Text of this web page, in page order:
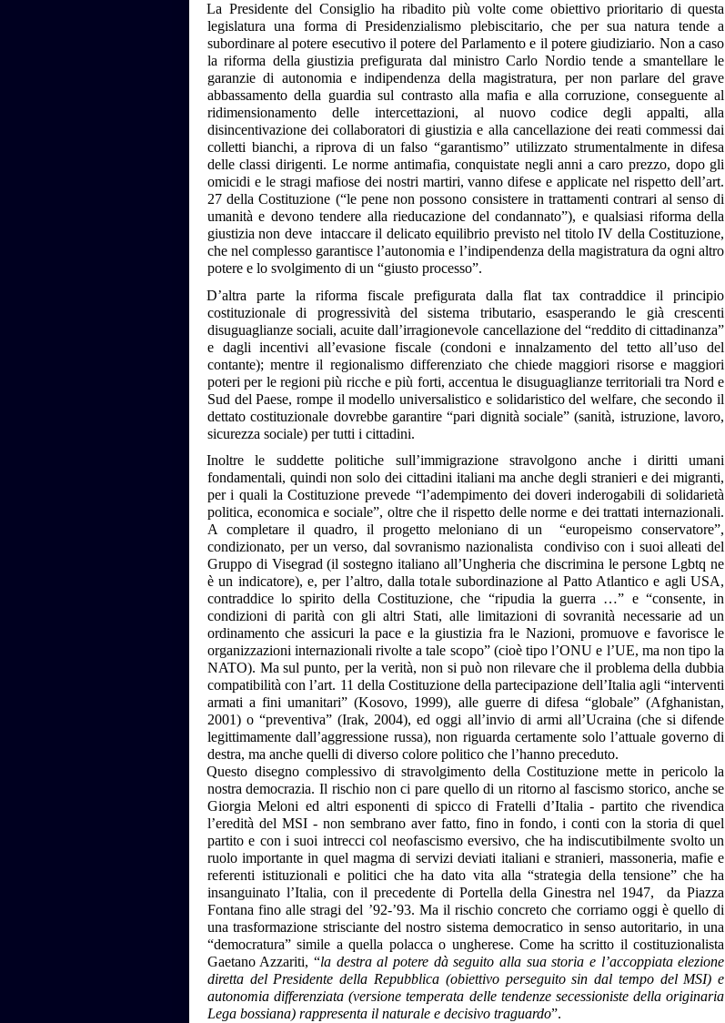
La Presidente del Consiglio ha ribadito più volte come obiettivo prioritario di questa
legislatura una forma di Presidenzialismo plebiscitario, che per sua natura tende a
subordinare al potere esecutivo il potere del Parlamento e il potere giudiziario. Non a caso
la riforma della giustizia prefigurata dal ministro Carlo Nordio tende a smantellare le
garanzie di autonomia e indipendenza della magistratura, per non parlare del grave
abbassamento della guardia sul contrasto alla mafia e alla corruzione, conseguente al
ridimensionamento delle intercettazioni, al nuovo codice degli appalti, alla
disincentivazione dei collaboratori di giustizia e alla cancellazione dei reati commessi dai
colletti bianchi, a riprova di un falso “garantismo” utilizzato strumentalmente in difesa
delle classi dirigenti. Le norme antimafia, conquistate negli anni a caro prezzo, dopo gli
omicidi e le stragi mafiose dei nostri martiri, vanno difese e applicate nel rispetto dell’art.
27 della Costituzione (“le pene non possono consistere in trattamenti contrari al senso di
umanità e devono tendere alla rieducazione del condannato”), e qualsiasi riforma della
giustizia non deve intaccare il delicato equilibrio previsto nel titolo IV della Costituzione,
che nel complesso garantisce l’autonomia e l’indipendenza della magistratura da ogni altro
potere e lo svolgimento di un “giusto processo”.
D’altra parte la riforma fiscale prefigurata dalla flat tax contraddice il principio
costituzionale di progressività del sistema tributario, esasperando le già crescenti
disuguaglianze sociali, acuite dall’irragionevole cancellazione del “reddito di cittadinanza”
e dagli incentivi all’evasione fiscale (condoni e innalzamento del tetto all’uso del
contante); mentre il regionalismo differenziato che chiede maggiori risorse e maggiori
poteri per le regioni più ricche e più forti, accentua le disuguaglianze territoriali tra Nord e
Sud del Paese, rompe il modello universalistico e solidaristico del welfare, che secondo il
dettato costituzionale dovrebbe garantire “pari dignità sociale” (sanità, istruzione, lavoro,
sicurezza sociale) per tutti i cittadini.
Inoltre le suddette politiche sull’immigrazione stravolgono anche i diritti umani
fondamentali, quindi non solo dei cittadini italiani ma anche degli stranieri e dei migranti,
per i quali la Costituzione prevede “l’adempimento dei doveri inderogabili di solidarietà
politica, economica e sociale”, oltre che il rispetto delle norme e dei trattati internazionali.
A completare il quadro, il progetto meloniano di un “europeismo conservatore”,
condizionato, per un verso, dal sovranismo nazionalista condiviso con i suoi alleati del
Gruppo di Visegrad (il sostegno italiano all’Ungheria che discrimina le persone Lgbtq ne
è un indicatore), e, per l’altro, dalla totale subordinazione al Patto Atlantico e agli USA,
contraddice lo spirito della Costituzione, che “ripudia la guerra …” e “consente, in
condizioni di parità con gli altri Stati, alle limitazioni di sovranità necessarie ad un
ordinamento che assicuri la pace e la giustizia fra le Nazioni, promuove e favorisce le
organizzazioni internazionali rivolte a tale scopo” (cioè tipo l’ONU e l’UE, ma non tipo la
NATO). Ma sul punto, per la verità, non si può non rilevare che il problema della dubbia
compatibilità con l’art. 11 della Costituzione della partecipazione dell’Italia agli “interventi
armati a fini umanitari” (Kosovo, 1999), alle guerre di difesa “globale” (Afghanistan,
2001) o “preventiva” (Irak, 2004), ed oggi all’invio di armi all’Ucraina (che si difende
legittimamente dall’aggressione russa), non riguarda certamente solo l’attuale governo di
destra, ma anche quelli di diverso colore politico che l’hanno preceduto.
Questo disegno complessivo di stravolgimento della Costituzione mette in pericolo la
nostra democrazia. Il rischio non ci pare quello di un ritorno al fascismo storico, anche se
Giorgia Meloni ed altri esponenti di spicco di Fratelli d’Italia - partito che rivendica
l’eredità del MSI - non sembrano aver fatto, fino in fondo, i conti con la storia di quel
partito e con i suoi intrecci col neofascismo eversivo, che ha indiscutibilmente svolto un
ruolo importante in quel magma di servizi deviati italiani e stranieri, massoneria, mafie e
referenti istituzionali e politici che ha dato vita alla “strategia della tensione” che ha
insanguinato l’Italia, con il precedente di Portella della Ginestra nel 1947, da Piazza
Fontana fino alle stragi del ’92-’93. Ma il rischio concreto che corriamo oggi è quello di
una trasformazione strisciante del nostro sistema democratico in senso autoritario, in una
“democratura” simile a quella polacca o ungherese. Come ha scritto il costituzionalista
Gaetano Azzariti, “la destra al potere dà seguito alla sua storia e l’accoppiata elezione
diretta del Presidente della Repubblica (obiettivo perseguito sin dal tempo del MSI) e
autonomia differenziata (versione temperata delle tendenze secessioniste della originaria
Lega bossiana) rappresenta il naturale e decisivo traguardo”.